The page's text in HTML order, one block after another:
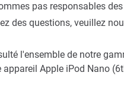
pas responsables
des questions, veuillez
l'ensemble de notre
appareil Apple iPod Nano